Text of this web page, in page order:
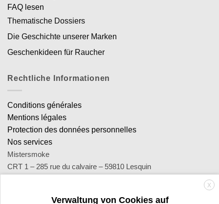
FAQ lesen
Thematische Dossiers
Die Geschichte unserer Marken
Geschenkideen für Raucher
Rechtliche Informationen
Conditions générales
Mentions légales
Protection des données personnelles
Nos services
Mistersmoke
CRT 1 – 285 rue du calvaire – 59810 Lesquin
X
Verwaltung von Cookies auf